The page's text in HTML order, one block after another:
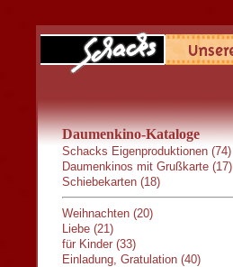
Daumenkino-Kataloge
Schacks Eigenproduktionen (74)
Daumenkinos mit Grußkarte (17)
Schiebekarten (18)
Weihnachten (20)
Liebe (21)
für Kinder (33)
Einladung, Gratulation (40)